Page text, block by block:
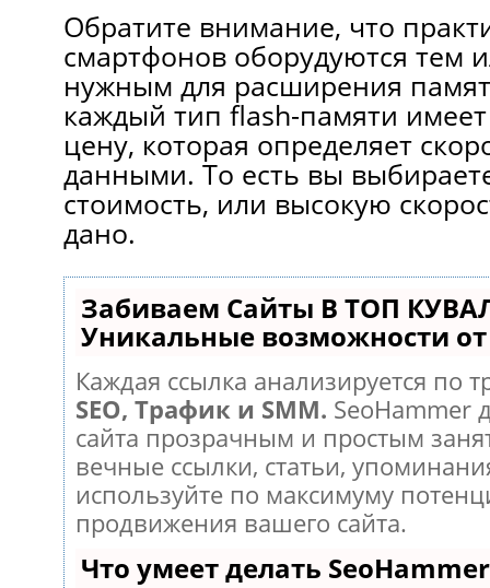
Обратите внимание, что
смартфонов оборудуются тем
нужным для расширения
каждый тип flash-памяти
цену, которая определяет
данными. То есть вы
стоимость, или высокую
дано.
Забиваем Сайты В ТОП
Уникальные возможности от
Каждая ссылка анализируется по
SEO, Трафик и SMM. SeoHammer
сайта прозрачным и простым
вечные ссылки, статьи,
используйте по максимуму
продвижения вашего сайта.
Что умеет делать SeoHammer